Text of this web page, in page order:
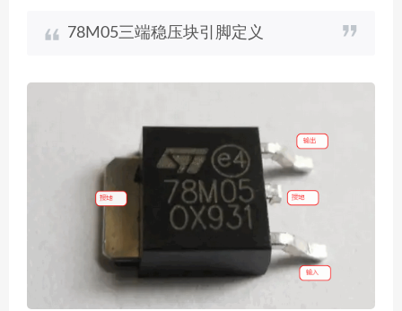
78M05三端稳压块引脚定义